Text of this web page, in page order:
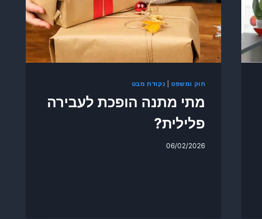
חוק ומשפט נקודת מבט
מתי מתנה הופכת לעבירה
פלילית?
06/02/2026